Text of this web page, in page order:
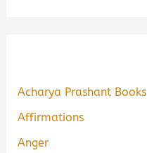
Acharya Prashant Books
Affirmations
Anger